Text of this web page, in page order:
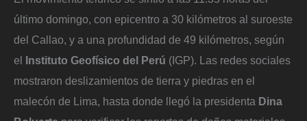
último domingo, con epicentro a 30 kilómetros al suroeste
del Callao, y a una profundidad de 49 kilómetros, según
el Instituto Geofísico del Perú (IGP). Las redes sociales
mostraron deslizamientos de tierra y piedras en el
malecón de Lima, hasta donde llegó la presidenta Dina